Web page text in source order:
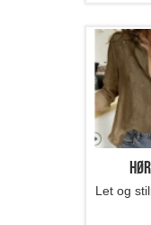
Let og